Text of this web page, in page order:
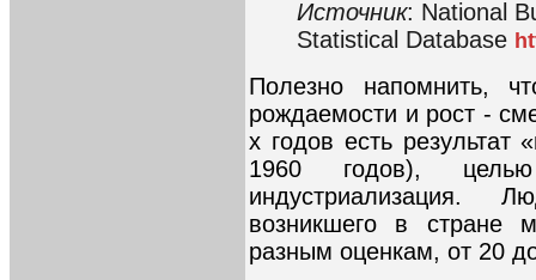
Источник: National
Statistical Database
Полезно напомнить,
рождаемости и рост -
х годов есть результат
1960 годов),
индустриализация.
возникшего в стране
разным оценкам, от 20